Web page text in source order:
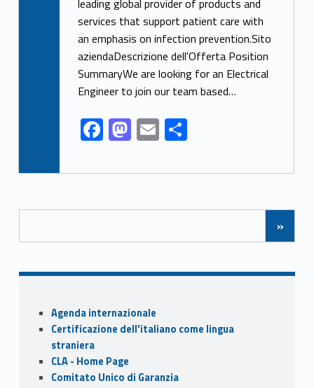
e
b
o
o
k
to
d
o
n
ai
l
ar
e
services that support patient care with
an emphasis on infection prevention.Sito
aziendaDescrizione dell'Offerta Position
SummaryWe are looking for an Electrical
Engineer to join our team based…
F
ac
e
o
o
k
M
as
to
o
n
E
m
ai
S
h
ar
Posts Navigation
»
Sidebar
Agenda internazionale
Certificazione dell'italiano come lingua
straniera
CLA - Home Page
Comitato Unico di Garanzia